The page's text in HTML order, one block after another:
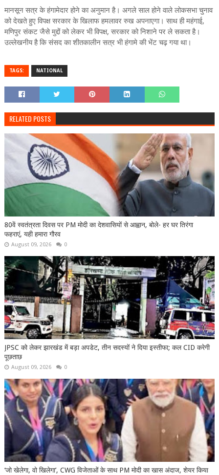
मानसून सत्र के हंगामेदार होने का अनुमान है। अगले साल होने वाले लोकसभा चुनाव
को देखते हुए विपक्ष सरकार के खिलाफ हमलावर रुख अपनाएगा। साथ ही महंगाई,
मणिपुर संकट जैसे मुद्दों को लेकर भी विपक्ष, सरकार को निशाने पर ले सकता है।
उल्लेखनीय है कि संसद का शीतकालीन सत्र भी हंगामे की भेंट चढ़ गया था।
TAGS: NATIONAL
RELATED POSTS
80वें स्वतंत्रता दिवस पर PM मोदी का देशवासियों से आह्वान, बोले- हर घर तिरंगा
फहराएं, यही हमारा गौरव
August 09, 2026 0
JPSC को लेकर झारखंड में बड़ा अपडेट, तीन सदस्यों ने दिया इस्तीफा; कल CID करेगी
पूछताछ
August 09, 2026 0
‘जो खेलेगा, वो खिलेगा’, CWG विजेताओं के साथ PM मोदी का खास अंदाज, शेयर किया